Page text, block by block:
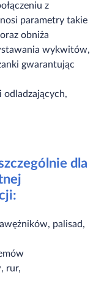
z
parametry takie
obniża
wykwitów,
gwarantując
odladzających,
dla
palisad,
rur,